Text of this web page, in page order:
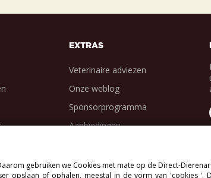
EXTRAS
Veterinaire adviezen
Onze weblog
Sponsorprogramma
Aanbiedingen
gebruiken we Cookies met mate op de Direct-
opslaan of ophalen, meestal in de vorm van 'cookies '.